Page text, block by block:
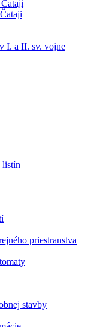
I. a II. sv. vojne
listín
priestranstva
stavby